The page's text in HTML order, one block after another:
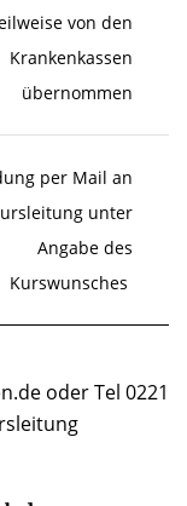
von den
Krankenkassen
übernommen
per Mail an
unter
Angabe des
Kurswunsches
oder Tel 0221